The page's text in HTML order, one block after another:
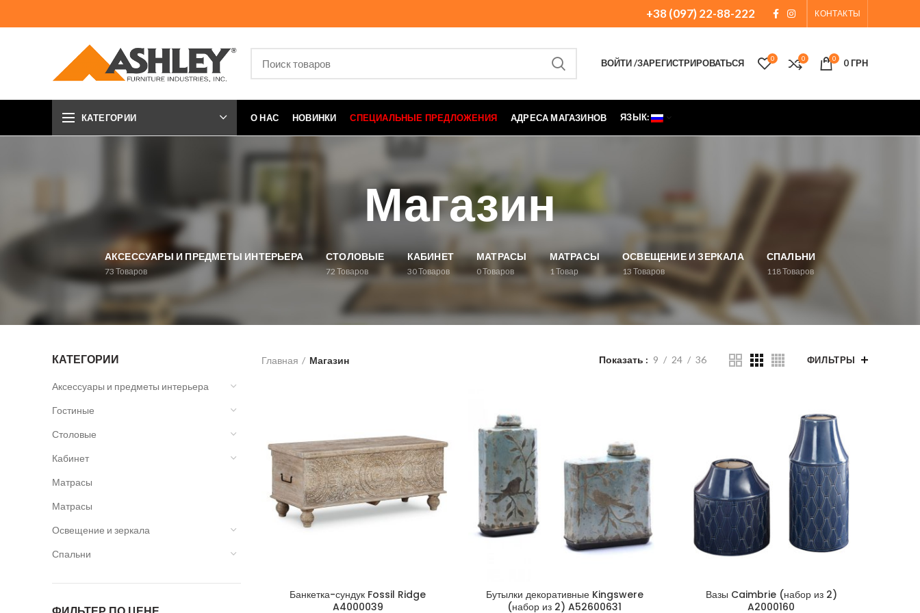
+38 (097) 22-88-222 КОНТАКТЫ
ВОЙТИ /ЗАРЕГИСТРИРОВАТЬСЯ 0 0 0 0ГРН
КАТЕГОРИИ О НАС НОВИНКИ СПЕЦИАЛЬНЫЕ ПРЕДЛОЖЕНИЯ АДРЕСА МАГАЗИНОВ ЯЗЫК:
Магазин
АКСЕССУАРЫ И ПРЕДМЕТЫ ИНТЕРЬЕРА
73 Товаров
СТОЛОВЫЕ
72Товаров
КАБИНЕТ
30Товаров
МАТРАСЫ
0Товаров
МАТРАСЫ
1Товар
ОСВЕЩЕНИЕ И ЗЕРКАЛА
13 Товаров
СПАЛЬНИ
118Товаров
КАТЕГОРИИ
Аксессуары и предметы интерьера
Гостиные
Столовые
Кабинет
Матрасы
Матрасы
Освещение и зеркала
Спальни
Главная Магазин Показать 9 24 36 ФИЛЬТРЫ
Банкетка-сундук Fossil Ridge
A4000039
Бутылки декоративные Kingswere
(набор из 2) A52600631
Вазы Caimbrie (набор из 2)
A2000160